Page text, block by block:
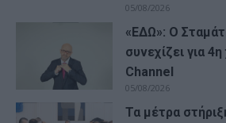
05/08/2026
«ΕΔΩ»: Ο
συνεχίζει για
Channel
05/08/2026
Τα μέτρα